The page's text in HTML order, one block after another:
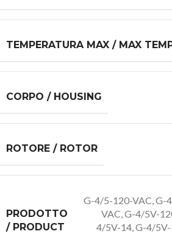
TEMPERATURA MAX / MAX
CORPO / HOUSING
ROTORE / ROTOR
PRODOTTO
/ PRODUCT
G-4/5-120-VAC,G-
VAC,G-4/5V-
4/5V-14,G-4/